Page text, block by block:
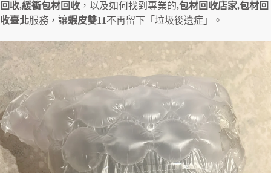
回收,緩衝包材回收 ，以及如何找到專業的,包材回收店家,包材回
收臺北服務，讓蝦皮雙11不再留下「垃圾後遺症」。